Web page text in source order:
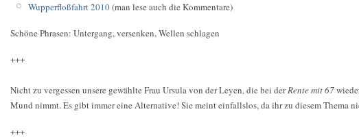
Wupperfloßfahrt 2010(man lese auch die Kommentare)
Schöne Phrasen: Untergang, versenken, Wellen schlagen
+++
Nicht zu vergessen unsere gewählte Frau Ursula von der Leyen, die bei derRente mit 67
Mund nimmt. Es gibt immer eine Alternative! Sie meint einfallslos, da ihr zu diesem Thema
+++